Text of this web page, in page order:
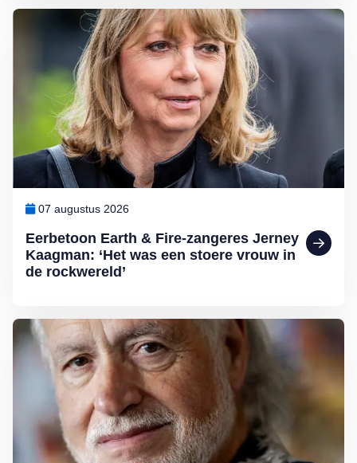
Eerbetoon Earth & Fire-zangeres Jerney
Kaagman: ‘Het was een stoere vrouw in
de rockwereld’
07 augustus 2026
Lees meer over Eerbetoon Earth & Fire-zangeres Jerney Kaagman:
Lees meer over George Baker (81) blijft liedjes schrijven en